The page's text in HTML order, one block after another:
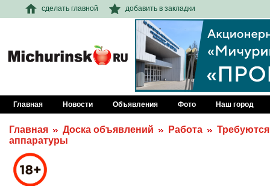
сделать главной добавить в закладки
Главная Новости Объявления Фото Наш город
Главная Доска объявлений Работа
Требуются
аппаратуры